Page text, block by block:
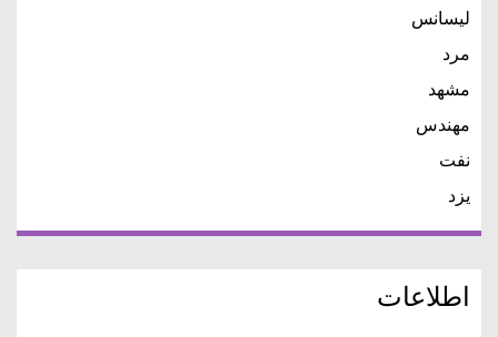
لیسانس
مرد
مشهد
مهندس
نفت
یزد
اطلاعات